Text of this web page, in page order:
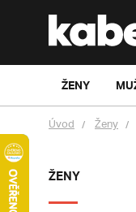
ŽENY
Úvod Ženy
ŽENY